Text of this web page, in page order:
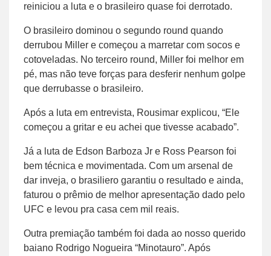
reiniciou a luta e o brasileiro quase foi derrotado.
O brasileiro dominou o segundo round quando
derrubou Miller e começou a marretar com socos e
cotoveladas. No terceiro round, Miller foi melhor em
pé, mas não teve forças para desferir nenhum golpe
que derrubasse o brasileiro.
Após a luta em entrevista, Rousimar explicou, “Ele
começou a gritar e eu achei que tivesse acabado”.
Já a luta de Edson Barboza Jr e Ross Pearson foi
bem técnica e movimentada. Com um arsenal de
dar inveja, o brasiliero garantiu o resultado e ainda,
faturou o prêmio de melhor apresentação dado pelo
UFC e levou pra casa cem mil reais.
Outra premiação também foi dada ao nosso querido
baiano Rodrigo Nogueira “Minotauro”. Após